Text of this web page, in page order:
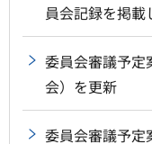
員会記録を掲載
委員会審議予定
会）を更新
委員会審議予定